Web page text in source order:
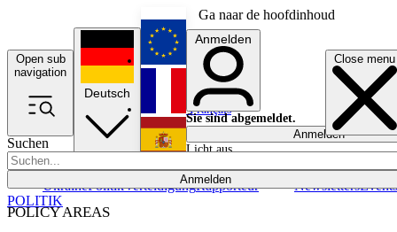
Ga naar de hoofdinhoud
Open sub
navigation
Close menu
Suchen
Anmelden
POLICY AREAS
UkrainePolitikVerteidigungRapporteur NewslettersEvents
Deutsch
English
Français
Anmelden
Sie sind abgemeldet.
Anmelden
Licht aus
POLITIK